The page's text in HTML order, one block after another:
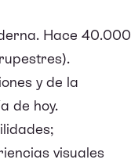
Hace 40.000
y de la
de hoy.
visuales